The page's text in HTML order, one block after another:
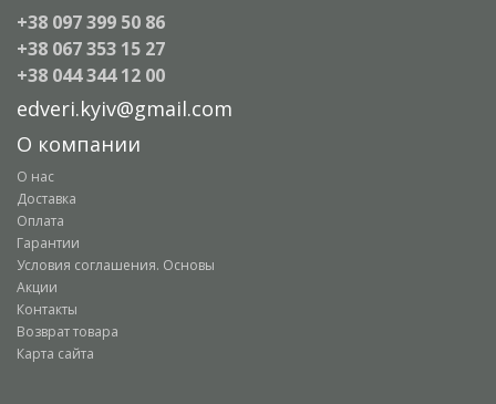
+38 097 399 50 86
+38 067 353 15 27
+38 044 344 12 00
edveri.kyiv@gmail.com
О компании
О нас
Доставка
Оплата
Гарантии
Условия соглашения. Основы
Акции
Контакты
Возврат товара
Карта сайта